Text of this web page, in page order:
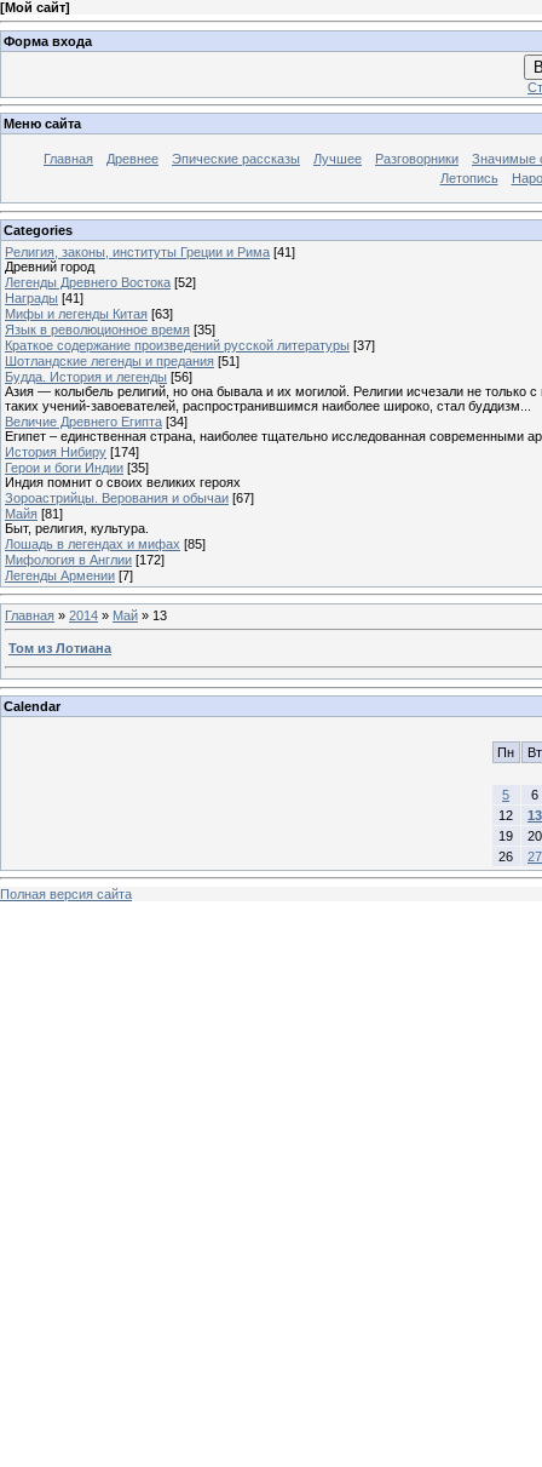
[Мой сайт]
Форма входа
Меню сайта
Главная Древнее Эпические рассказы Лучшее Разговорники
Значимые
Летопись
Categories
Религия, законы, институты Греции и Рима [41]
Древний город
Легенды Древнего Востока [52]
Награды [41]
Мифы и легенды Китая [63]
Язык в революционное время [35]
Краткое содержание произведений русской литературы [37]
Шотландские легенды и предания [51]
Будда. История и легенды [56]
Азия — колыбель религий, но она бывала и их могилой. Религии исчезали не
таких учений-завоевателей, распространившимся наиболее широко, стал буддизм...
Величие Древнего Египта [34]
Египет – единственная страна, наиболее тщательно исследованная современными
История Нибиру [174]
Герои и боги Индии [35]
Индия помнит о своих великих героях
Зороастрийцы. Верования и обычаи [67]
Майя [81]
Быт, религия, культура.
Лошадь в легендах и мифах [85]
Мифология в Англии [172]
Легенды Армении [7]
Главная » 2014 » Май » 13
Том из Лотиана
Calendar
Пн Вт
5
6
12
13
19
20
26
27
Полная версия сайта